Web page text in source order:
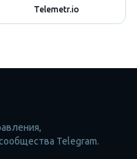
Telemetr.io
Telegram.